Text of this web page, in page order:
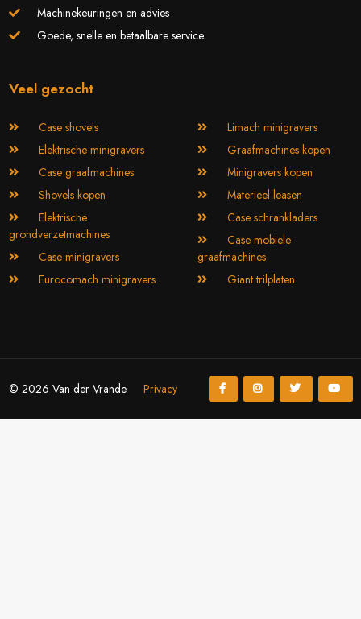
Machinekeuringen en advies
Goede, snelle en betaalbare service
Veel gezocht
Case shovels
Elektrische minigravers
Case graafmachines
Shovels kopen
Elektrische
grondverzetmachines
Case minigravers
Eurocomach minigravers
Limach minigravers
Graafmachines kopen
Minigravers kopen
Materieel leasen
Case schrankladers
Case mobiele
graafmachines
Giant trilplaten
© 2026 Van der Vrande Privacy